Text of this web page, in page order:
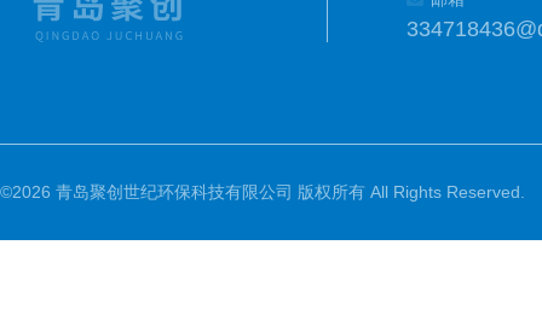
©2026 青岛聚创世纪环保科技有限公司 版权所有 All Rights Reserved.